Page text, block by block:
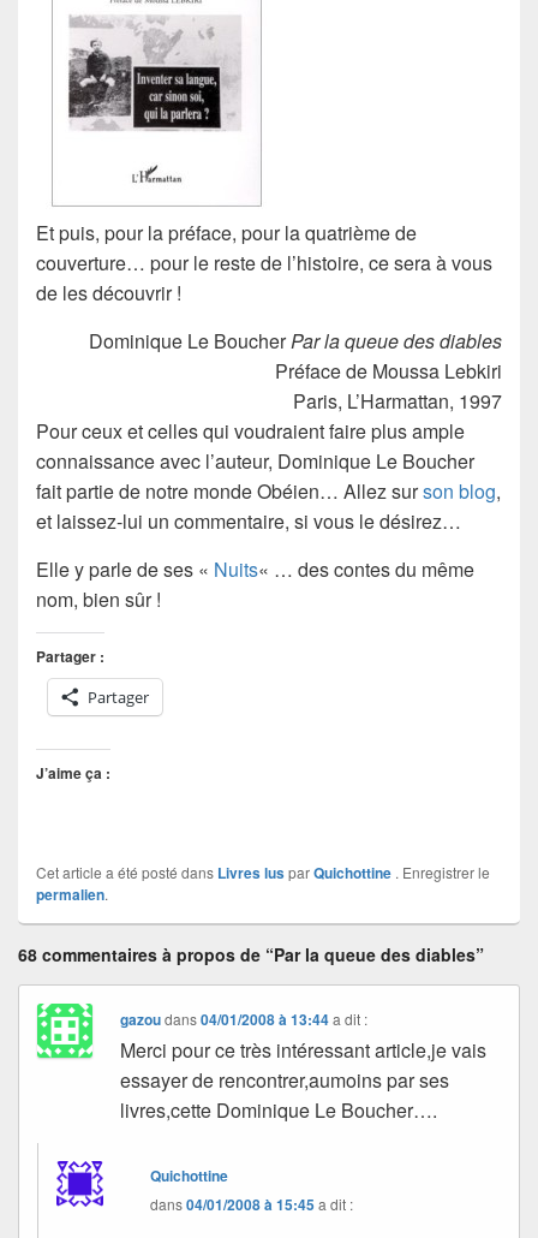
Et puis, pour la préface, pour la quatrième de
couverture… pour le reste de l’histoire, ce sera à vous
de les découvrir !
Dominique Le Boucher Par la queue des diables
Préface de Moussa Lebkiri
Paris, L’Harmattan, 1997
Pour ceux et celles qui voudraient faire plus ample
connaissance avec l’auteur, Dominique Le Boucher
fait partie de notre monde Obéien… Allez surson blog,
et laissez-lui un commentaire, si vous le désirez…
Elle y parle de ses « Nuits« … des contes du même
nom, bien sûr !
Partager :
Partager
J’aime ça :
Cet article a été posté dans Livres lusparQuichottine . Enregistrer le
permalien.
68 commentaires à propos de “Par la queue des diables”
gazoudans04/01/2008 à 13:44 a dit :
Merci pour ce très intéressant article,je vais
essayer de rencontrer,aumoins par ses
livres,cette Dominique Le Boucher….
Quichottine
dans04/01/2008 à 15:45a dit :